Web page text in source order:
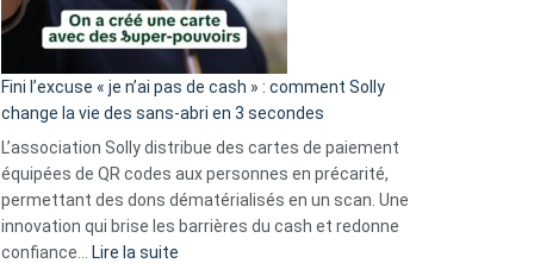
Fini l’excuse « je n’ai pas de cash » : comment Solly
change la vie des sans-abri en 3 secondes
L’association Solly distribue des cartes de paiement
équipées de QR codes aux personnes en précarité,
permettant des dons dématérialisés en un scan. Une
innovation qui brise les barrières du cash et redonne
confiance…
Lire la suite